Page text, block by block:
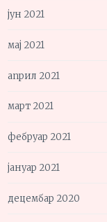
јун 2021
мај 2021
април 2021
март 2021
фебруар 2021
јануар 2021
децембар 2020